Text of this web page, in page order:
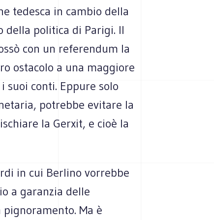
tedesca in cambio della
della politica di Parigi. Il
con un referendum la
ostacolo a una maggiore
suoi conti. Eppure solo
potrebbe evitare la
la Gerxit, e cioè la
in cui Berlino vorrebbe
a garanzia delle
Ma è